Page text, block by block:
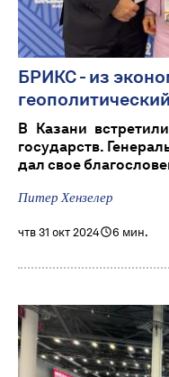
БРИКС - из
В Казани
государств.
дал свое
Питер Хензелер
чтв 31 окт 2024 6 мин.